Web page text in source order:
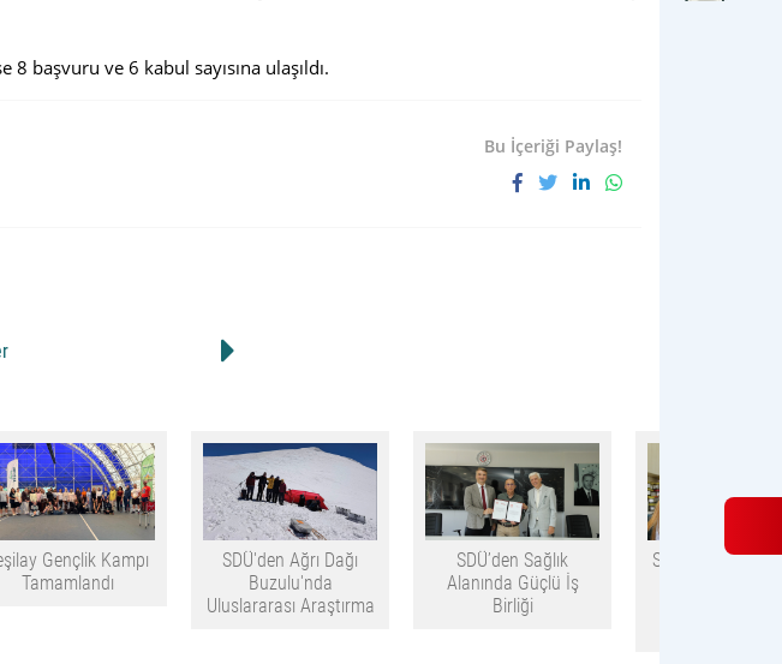
başvuru ve 6 kabul sayısına ulaşıldı.
Bu İçeriği Paylaş!
Gençlik Kampı
Tamamlandı
SDÜ'den Ağrı Dağı
Buzulu'nda
Uluslararası Araştırma
SDÜ’den Sağlık
Alanında Güçlü İş
Birliği
SDÜ TÜBİTAK